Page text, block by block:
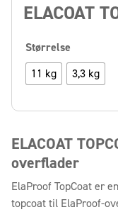
ELACOAT
Størrelse
11 kg
3,3 kg
ELACOAT
overflader
ElaProof TopCoat er
topcoat til ElaProof-